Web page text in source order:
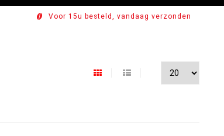
Voor 15u besteld, vandaag verzonden